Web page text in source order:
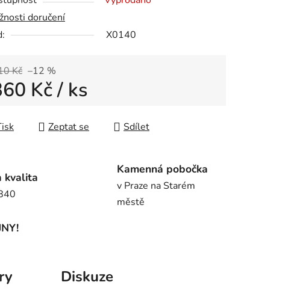
doručení
X0140
Kč –12 %
Kč/ ks
Zeptat se Sdílet
kvalita
Kamenná pobočka
v Praze na Starém
městě
Diskuze